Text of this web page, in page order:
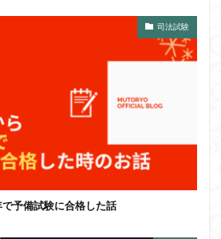
司法試験
予備試験に合格した話